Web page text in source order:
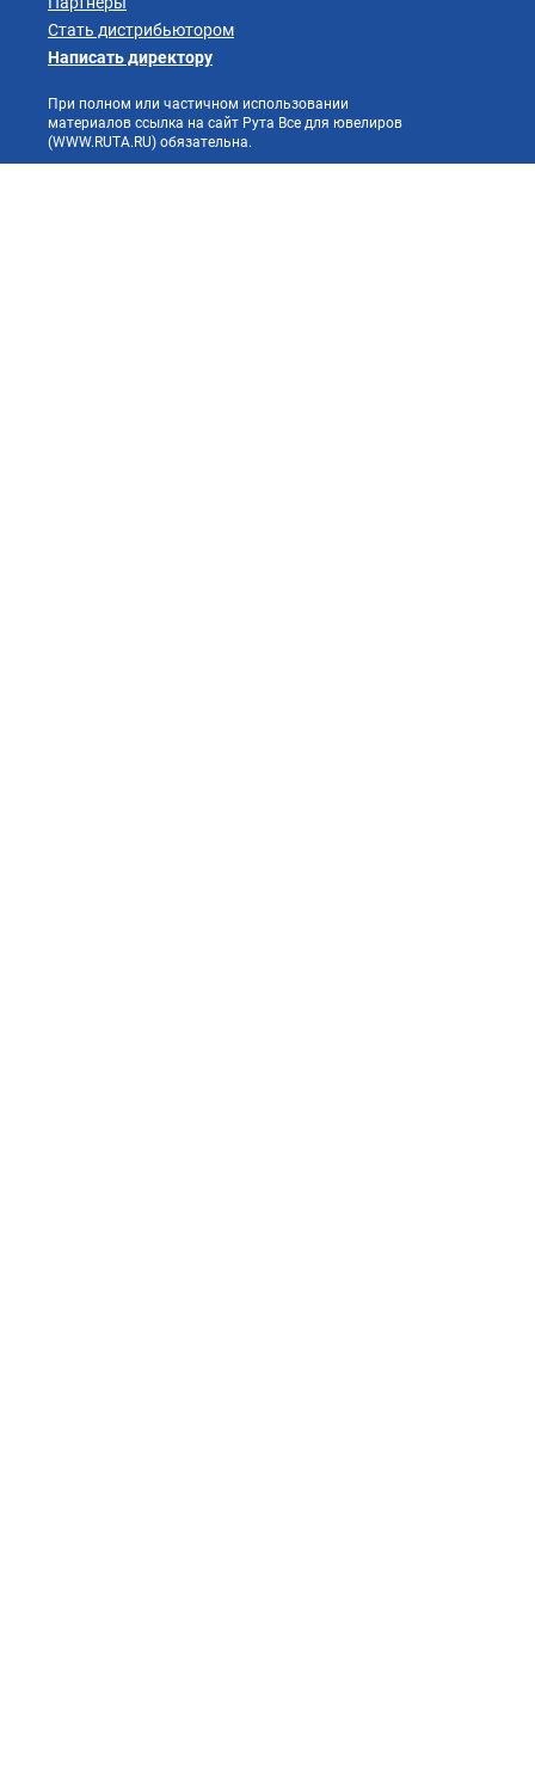
Стать дистрибьютором
Написать директору
При полном или частичном использовании
материалов ссылка на сайт Рута Все для ювелиров
(WWW.RUTA.RU) обязательна.